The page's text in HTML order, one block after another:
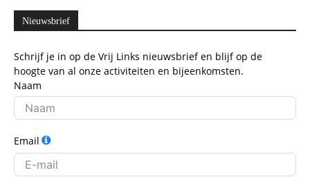
Nieuwsbrief
Schrijf je in op de Vrij Links nieuwsbrief en blijf op de
hoogte van al onze activiteiten en bijeenkomsten.
Naam
Email